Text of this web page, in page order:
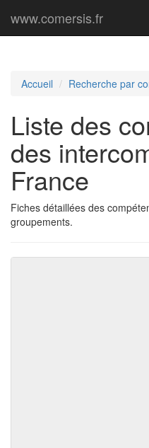
www.comersis.fr
Accueil Recherche par
Liste des
des
France
Fiches détaillées des
groupements.